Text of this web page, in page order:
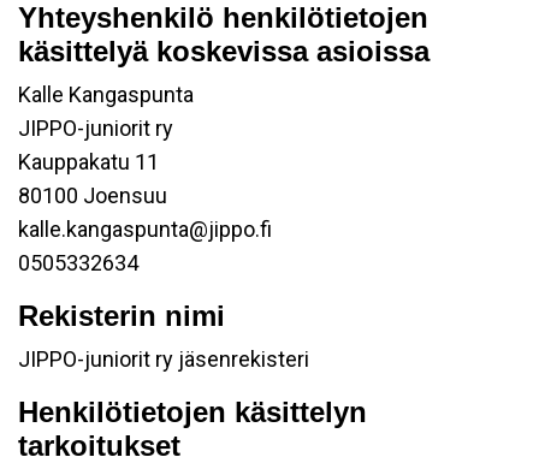
Yhteyshenkilö henkilötietojen
käsittelyä koskevissa asioissa
Kalle Kangaspunta
JIPPO-juniorit ry
Kauppakatu 11
80100 Joensuu
kalle.kangaspunta@jippo.fi
0505332634
Rekisterin nimi
JIPPO-juniorit ry jäsenrekisteri
Henkilötietojen käsittelyn
tarkoitukset